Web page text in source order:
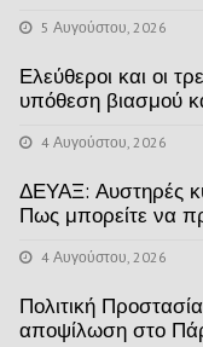
5 Αυγούστου, 2026
Ελεύθεροι και οι
υπόθεση βιασμού
4 Αυγούστου, 2026
ΔΕΥΑΞ: Αυστηρές
Πως μπορείτε να
4 Αυγούστου, 2026
Πολιτική
αποψίλωση στο